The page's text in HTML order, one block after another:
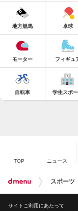
地方競馬 卓球
モーター フィギュ
自転車 学生スポ
TOP ニュース
スポーツ
サイトご利用にあたって